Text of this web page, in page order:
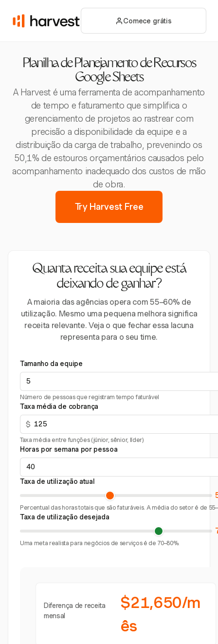
Comece grátis
Planilha de Planejamento de Recursos
Google Sheets
A Harvest é uma ferramenta de acompanhamento
de tempo e faturamento que simplifica o
gerenciamento de projetos ao rastrear com
precisão a disponibilidade da equipe e a
distribuição da carga de trabalho, prevenindo os
50,1% de estouros orçamentários causados pelo
acompanhamento inadequado dos custos de mão
de obra.
Try Harvest Free
Quanta receita sua equipe está
deixando de ganhar?
A maioria das agências opera com 55–60% de
utilização. Mesmo uma pequena melhora significa
receita relevante. Veja o que fechar essa lacuna
representa para o seu time.
Tamanho da equipe
Número de pessoas que registram tempo faturável
Taxa média de cobrança
$
Taxa média entre funções (júnior, sênior, líder)
Horas por semana por pessoa
Taxa de utilização atual
Percentual das horas totais que são faturáveis. A média do setor é de
Taxa de utilização desejada
Uma meta realista para negócios de serviços é de 70–80%.
Diferença de receita
mensal
$21,650/m
ês